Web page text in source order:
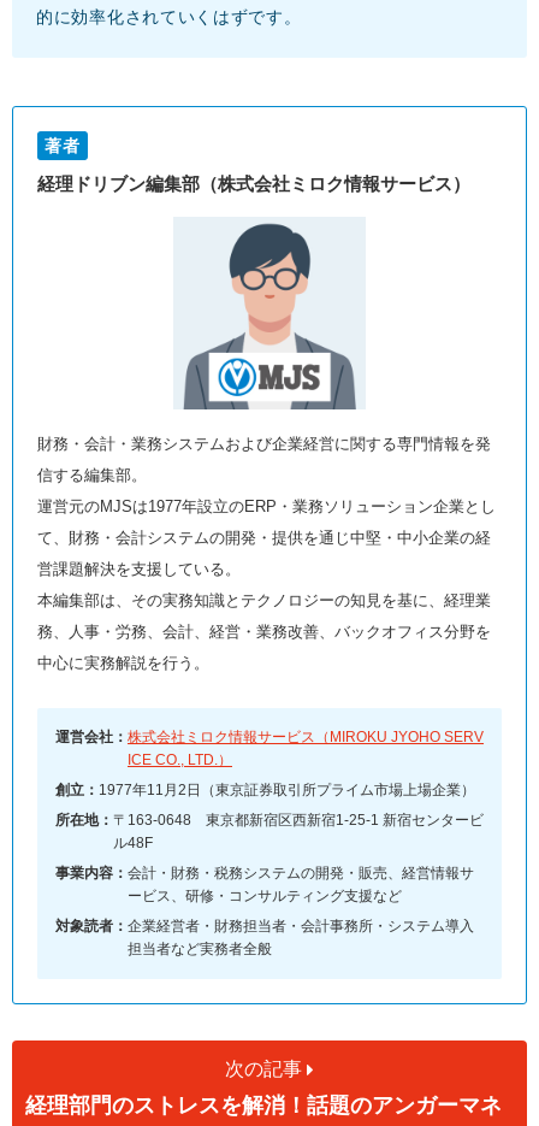
的に効率化されていくはずです。
著者
経理ドリブン編集部（株式会社ミロク情報サービス）
財務・会計・業務システムおよび企業経営に関する専門情報を発
信する編集部。
運営元のMJSは1977年設立のERP・業務ソリューション企業とし
て、財務・会計システムの開発・提供を通じ中堅・中小企業の経
営課題解決を支援している。
本編集部は、その実務知識とテクノロジーの知見を基に、経理業
務、人事・労務、会計、経営・業務改善、バックオフィス分野を
中心に実務解説を行う。
運営会社： 株式会社ミロク情報サービス（MIROKU JYOHO SERV
ICE CO., LTD.）
創立： 1977年11月2日（東京証券取引所プライム市場上場企業）
所在地： 〒163-0648 東京都新宿区西新宿1-25-1 新宿センタービ
ル48F
事業内容： 会計・財務・税務システムの開発・販売、経営情報サ
ービス、研修・コンサルティング支援など
対象読者： 企業経営者・財務担当者・会計事務所・システム導入
担当者など実務者全般
次の記事
経理部門のストレスを解消！話題のアンガーマネ